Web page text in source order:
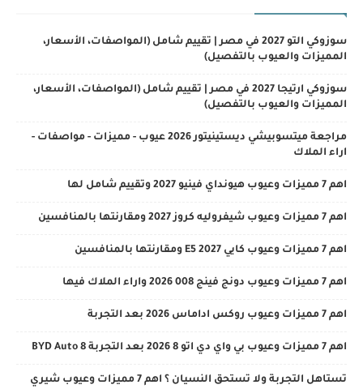
سوزوكي التو 2027 في مصر | تقييم شامل (المواصفات، الأسعار،
المميزات والعيوب بالتفصيل)
سوزوكي ارتيجا 2027 في مصر | تقييم شامل (المواصفات، الأسعار،
المميزات والعيوب بالتفصيل)
مراجعة ميتسوبيشي ديستينيتور 2026 عيوب - مميزات - مواصفات -
اراء الملاك
اهم 7 مميزات وعيوب هيونداي فينيو 2027 وتقييم شامل لها
اهم 7 مميزات وعيوب شيفروليه كروز 2027 ومقارنتها بالمنافسين
اهم 7 مميزات وعيوب كايي E5 2027 ومقارنتها بالمنافسين
اهم 7 مميزات وعيوب دونج فينج 008 2026 واراء الملاك فيها
اهم 7 مميزات وعيوب روكس اداماس 2026 بعد التجربة
اهم 7 مميزات وعيوب بي واي دي اتو 8 2026 بعد التجربة BYD Auto 8
تستاهل التجربة ولا تستحق النسيان ؟ اهم 7 مميزات وعيوب شيري